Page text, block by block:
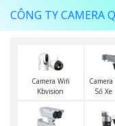
CÔNG TY CAMERA
Camera Wifi
Kbvision
Số Xe